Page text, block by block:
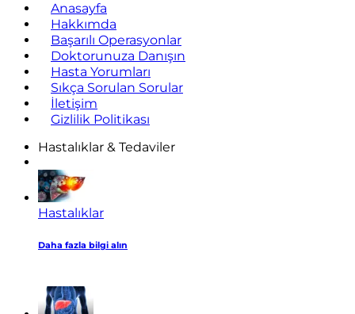
Anasayfa
Hakkımda
Başarılı Operasyonlar
Doktorunuza Danışın
Hasta Yorumları
Sıkça Sorulan Sorular
İletişim
Gizlilik Politikası
Hastalıklar & Tedaviler
Hastalıklar
Daha fazla bilgi alın